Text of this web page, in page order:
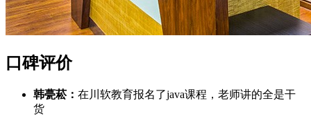
口碑评价
韩甍菘： 在川软教育报名了java课程，老师讲的全是干
货